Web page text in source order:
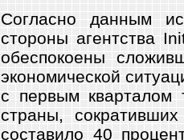
Согласно данным
стороны агентства
обеспокоены
экономической
с первым кварталом
страны,
составило 40